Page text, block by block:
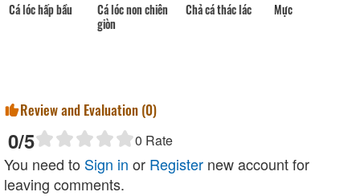
Cá lóc hấp bầu
Cá lóc non chiên
giòn
Chả cá thác lác Mực
Review and Evaluation (0)
0/5 0 Rate
You need to Sign in or Register new account for
leaving comments.